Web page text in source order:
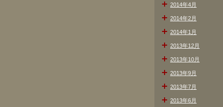
2014年4月
2014年2月
2014年1月
2013年12月
2013年10月
2013年9月
2013年7月
2013年6月